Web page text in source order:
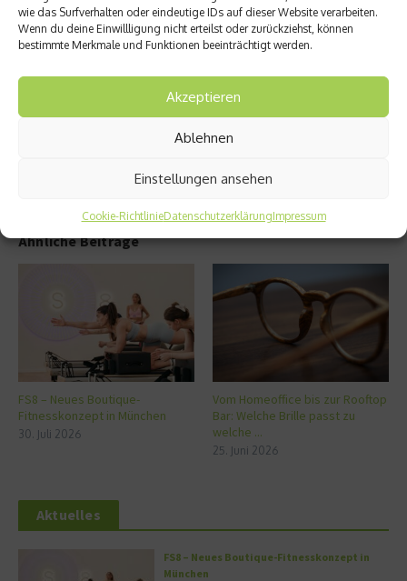
wie das Surfverhalten oder eindeutige IDs auf dieser Website verarbeiten.
Wenn du deine Einwillligung nicht erteilst oder zurückziehst, können
bestimmte Merkmale und Funktionen beeinträchtigt werden.
Akzeptieren
Ablehnen
Einstellungen ansehen
Cookie-RichtlinieDatenschutzerklärungImpressum
skurril
e
Norda
merika
Fakten
Gewic
ht von
Uhr
Zeit
Ähnliche Beiträge
FS8 – Neues Boutique-
Fitnesskonzept in München
30. Juli 2026
Vom Homeoffice bis zur Rooftop
Bar: Welche Brille passt zu
welche ...
25. Juni 2026
Aktuelles
FS8 – Neues Boutique-Fitnesskonzept in
München